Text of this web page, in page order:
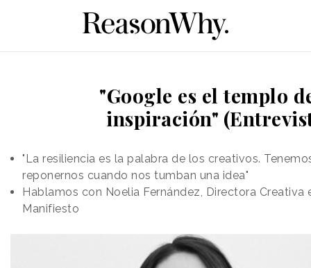
"Google es el templo
inspiración"
"La resiliencia es la palabra de los creativos.
reponernos cuando nos tumban una idea"
Hablamos con Noelia Fernández, Directora Creativa
Manifiesto